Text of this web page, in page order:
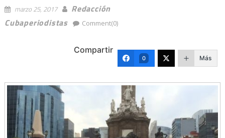
marzo 25, 2017
Redacción
Cubaperiodistas
Comment(0)
Compartir
0 Más